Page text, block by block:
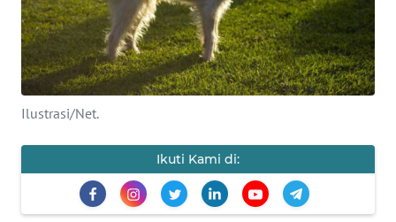
Ilustrasi/Net.
Ikuti Kami di:
INTERNASIONAL
SERBA-SERBI
PENDIDIKAN